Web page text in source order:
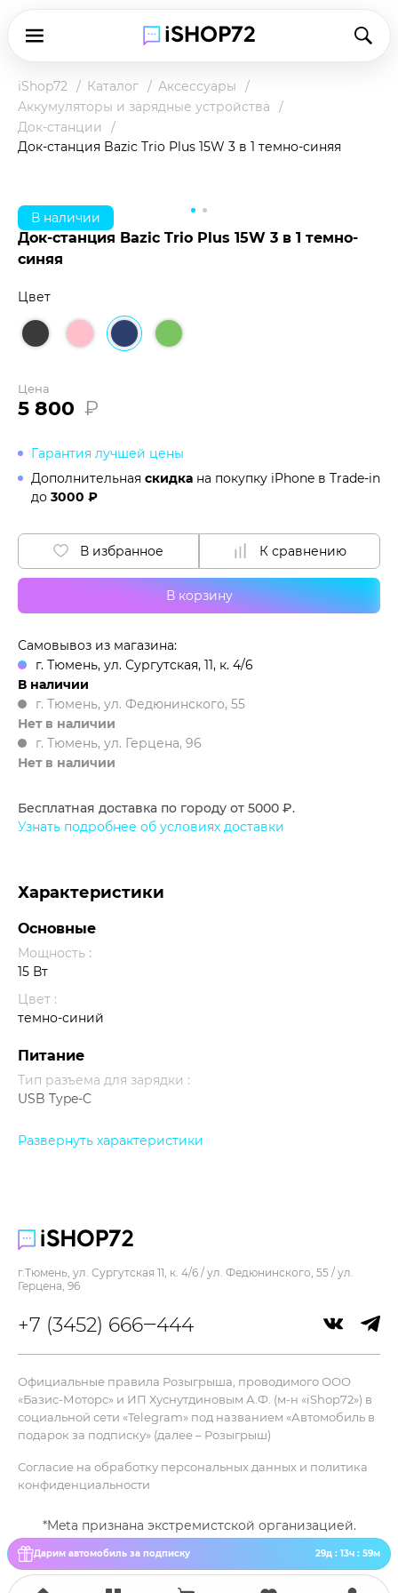
iShop72 Каталог
Аксессуары
Аккумуляторы и зарядные устройства
Док-станции
Док-станция Bazic Trio Plus 15W 3 в 1 темно-синяя
В наличии
Док-станция Bazic Trio Plus 15W 3 в 1 темно-
синяя
Цвет
Цена
5 800 ₽
Гарантия лучшей цены
Дополнительная скидка на покупку iPhone в Trade-in
до 3000 ₽
В корзину
В избранное К сравнению
Самовывоз из магазина:
г. Тюмень, ул. Сургутская, 11, к. 4/6
В наличии
г. Тюмень, ул. Федюнинского, 55
Нет в наличии
г. Тюмень, ул. Герцена, 96
Нет в наличии
Бесплатная доставка по городу от 5000 ₽.
Узнать подробнее об условиях доставки
Характеристики
Основные
Мощность :
15 Вт
Цвет :
темно-синий
Питание
Тип разъема для зарядки :
USB Type-C
Прочее
3
В комплекте :
Док-станция, кабель для зарядки, инструкция,
мешочек для хранения
Развернуть характеристики
+7 (3452) 666‒444
г.Тюмень, ул. Сургутская 11, к. 4/6 / ул. Федюнинского, 55 / ул.
Герцена, 96
Согласие на обработку персональных данных и политика
конфиденциальности
Официальные правила Розыгрыша, проводимого ООО
«Базис-Моторс» и ИП Хуснутдиновым А.Ф. (м-н «iShop72») в
социальной сети «Telegram» под названием «Автомобиль в
подарок за подписку» (далее – Розыгрыш)
*Meta признана экстремистской организацией.
Дарим автомобиль за подписку 29д : 13ч : 59м